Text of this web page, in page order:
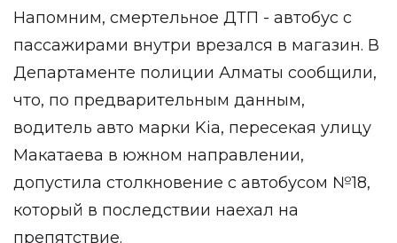
Напомним, смертельное ДТП - автобус с
пассажирами внутри врезался в магазин. В
Департаменте полиции Алматы сообщили,
что, по предварительным данным,
водитель авто марки Kia, пересекая улицу
Макатаева в южном направлении,
допустила столкновение с автобусом №18,
который в последствии наехал на
препятствие.